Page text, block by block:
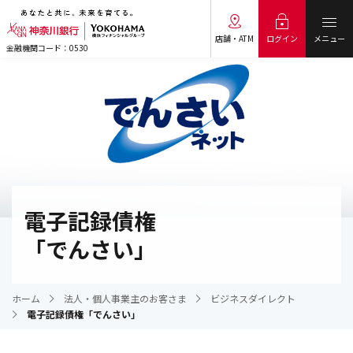
金融機関コード：0530
店舗・ATM ログイン メニュー
電子記録債権
「でんさい」
ホーム 法人・個人事業主のお客さま
ビジネスダイレクト
電子記録債権「でんさい」